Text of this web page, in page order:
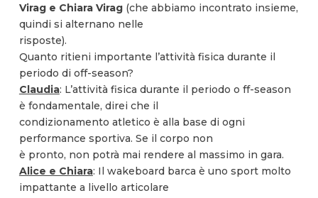
Virag e Chiara Virag(che abbiamo incontrato insieme,
quindi si alternano nelle
risposte).
Quanto ritieni importante l’attività fisica durante il
periodo di off-season?
Claudia: L’attività fisica durante il periodo o ff-season
è fondamentale, direi che il
condizionamento atletico è alla base di ogni
performance sportiva. Se il corpo non
è pronto, non potrà mai rendere al massimo in gara.
Alice e Chiara: Il wakeboard barca è uno sport molto
impattante a livello articolare